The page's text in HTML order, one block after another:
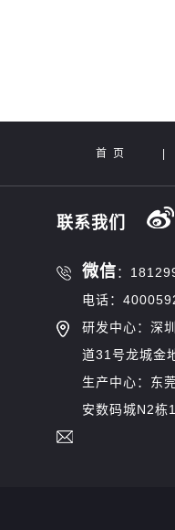
首 页
联系我们
微信：
电话：
研发中心：深
道31号龙城金
生产中心：东
安数码城N2栋